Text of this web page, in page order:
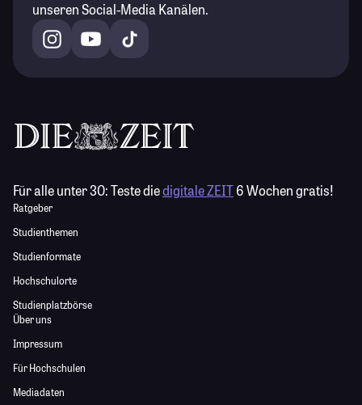
unseren Social-Media Kanälen.
Für alle unter 30:Teste diedigitale ZEIT6 Wochen gratis!
Ratgeber
Studienthemen
Studienformate
Hochschulorte
Studienplatzbörse
Über uns
Impressum
Für Hochschulen
Mediadaten